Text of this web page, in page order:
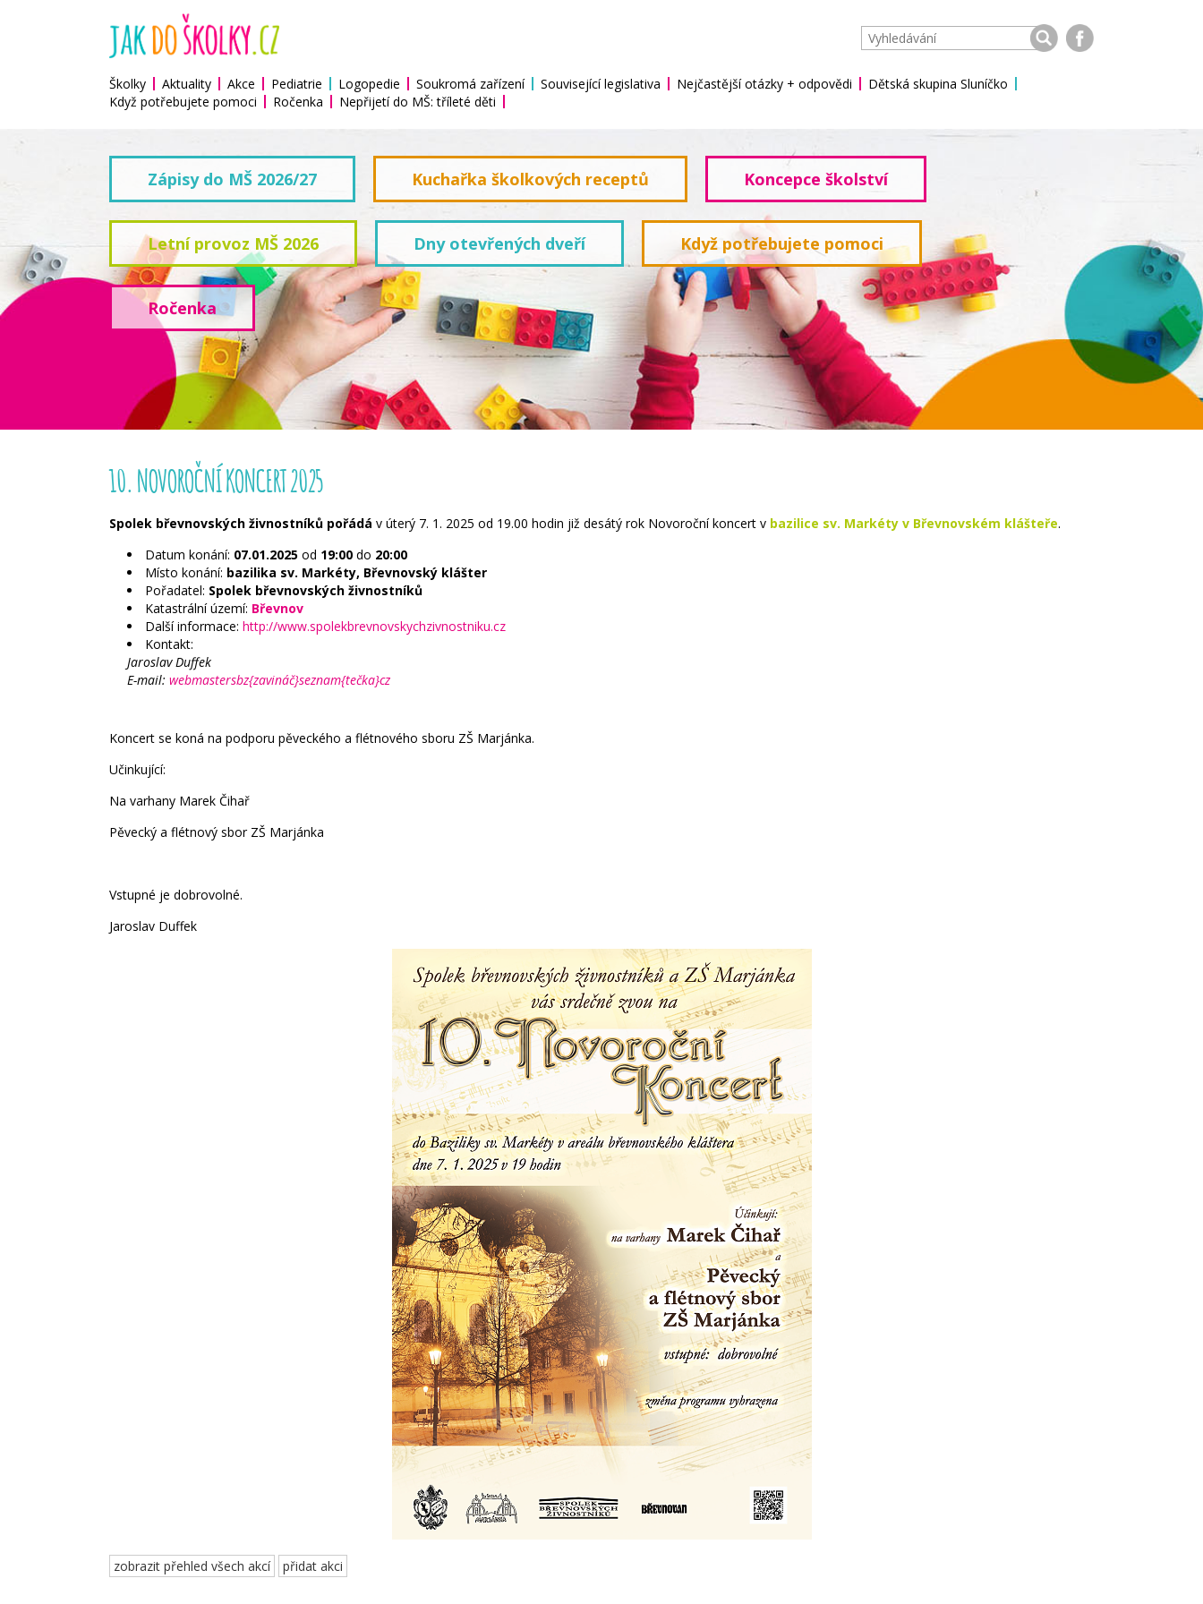
Školky Aktuality Akce Pediatrie Logopedie Soukromá zařízení Související legislativa Nejčastější otázky + odpovědi
Dětská skupina Sluníčko
Když potřebujete pomoci
Ročenka Nepřijetí do MŠ: tříleté děti
Zápisy do MŠ 2026/27 Kuchařka školkových receptů Koncepce školství
Letní provoz MŠ 2026 Dny otevřených dveří Když potřebujete pomoci
Ročenka
10. NOVOROČNÍ KONCERT 2025
Spolek břevnovských živnostníků pořádá v úterý 7. 1. 2025 od 19.00 hodin již desátý rok Novoroční koncert v bazilice sv. Markéty v Břevnovském klášteře.
Datum konání: 07.01.2025 od 19:00 do 20:00
Místo konání: bazilika sv. Markéty, Břevnovský klášter
Pořadatel: Spolek břevnovských živnostníků
Katastrální území: Břevnov
Další informace: http://www.spolekbrevnovskychzivnostniku.cz
Kontakt:
Jaroslav Duffek
E-mail: webmastersbz{zavináč}seznam{tečka}cz
Koncert se koná na podporu pěveckého a flétnového sboru ZŠ Marjánka.
Učinkující:
Na varhany Marek Čihař
Pěvecký a flétnový sbor ZŠ Marjánka
Vstupné je dobrovolné.
Jaroslav Duffek
zobrazit přehled všech akcí přidat akci